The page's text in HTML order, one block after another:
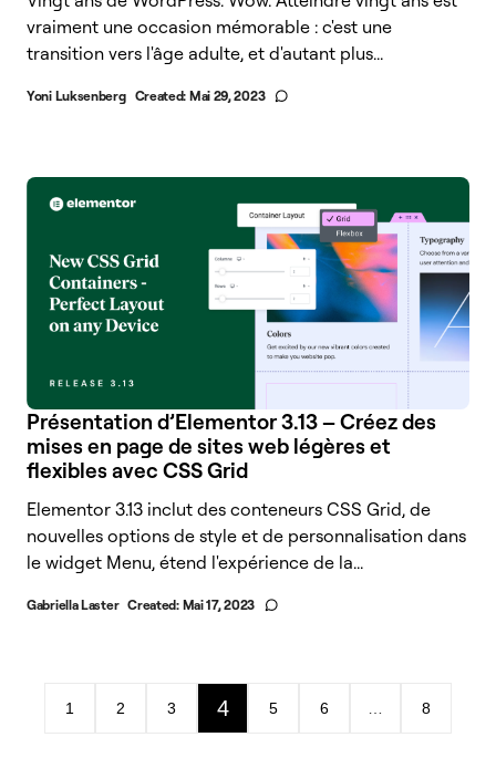
vraiment une occasion mémorable : c'est une
transition vers l'âge adulte, et d'autant plus...
Yoni Luksenberg Created: Mai 29, 2023
Présentation d’Elementor 3.13 – Créez des
mises en page de sites web légères et
flexibles avec CSS Grid
Elementor 3.13 inclut des conteneurs CSS Grid, de
nouvelles options de style et de personnalisation dans
le widget Menu, étend l'expérience de la...
Gabriella Laster Created: Mai 17, 2023
1 2 3 4 5 6 8